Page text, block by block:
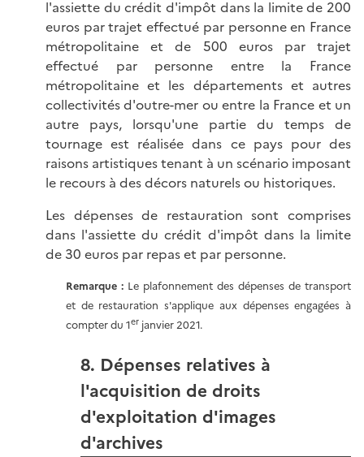
l'assiette du crédit d'impôt dans la limite de 200
euros par trajet effectué par personne en France
métropolitaine et de 500 euros par trajet
effectué par personne entre la France
métropolitaine et les départements et autres
collectivités d'outre-mer ou entre la France et un
autre pays, lorsqu'une partie du temps de
tournage est réalisée dans ce pays pour des
raisons artistiques tenant à un scénario imposant
le recours à des décors naturels ou historiques.
Les dépenses de restauration sont comprises
dans l'assiette du crédit d'impôt dans la limite
de 30 euros par repas et par personne.
Remarque :Le plafonnement des dépenses de transport
et de restauration s'applique aux dépenses engagées à
compter du 1erjanvier 2021.
8. Dépenses relatives à
l'acquisition de droits
d'exploitation d'images
d'archives